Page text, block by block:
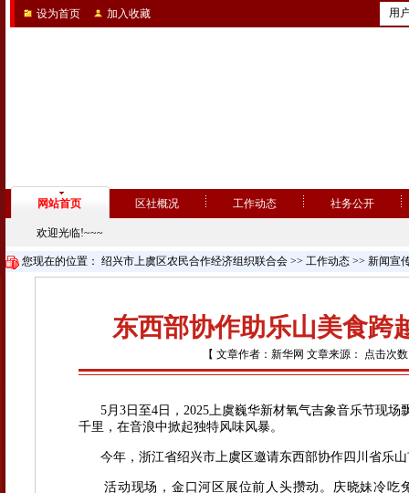
设为首页 加入收藏 用
网站首页 区社概况 工作动态 社务公开
欢迎光临!~~~
您现在的位置： 绍兴市上虞区农民合作经济组织联合会 >> 工作动态 >> 新闻宣
东西部协作助乐山美食跨
【 文章作者：新华网 文章来源： 点击
5月3日至4日，2025上虞巍华新材氧气吉象音乐节现场
千里，在音浪中掀起独特风味风暴。
今年，浙江省绍兴市上虞区邀请东西部协作四川省乐
活动现场，金口河区展位前人头攒动。庆晓妹冷吃